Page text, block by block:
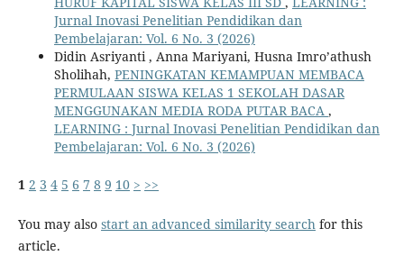
Jurnal Inovasi Penelitian Pendidikan dan
Pembelajaran: Vol. 6 No. 3 (2026)
Didin Asriyanti , Anna Mariyani, Husna Imro’athush
Sholihah, PENINGKATAN KEMAMPUAN MEMBACA
PERMULAAN SISWA KELAS 1 SEKOLAH DASAR
MENGGUNAKAN MEDIA RODA PUTAR BACA ,
LEARNING : Jurnal Inovasi Penelitian Pendidikan dan
Pembelajaran: Vol. 6 No. 3 (2026)
1 2 3 4 5 6 7 8 9 10 > >>
You may also start an advanced similarity searchfor this
article.